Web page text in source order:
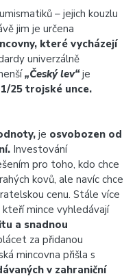
– jejich kouzlu
jim je určena
které vycházejí
univerzálně
„Český lev“ je
1/25 trojské unce.
je osvobozen od
Investování
pro toho, kdo chce
kovů, ale navíc chce
cenu. Stále více
kteří mince vyhledávají
a snadnou
za přidanou
mincovna přišla s
v zahraniční